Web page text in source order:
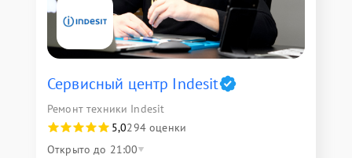
Сервисный центр Indesit
Ремонт техники Indesit
5,0294 оценки
Открыто до 21:00